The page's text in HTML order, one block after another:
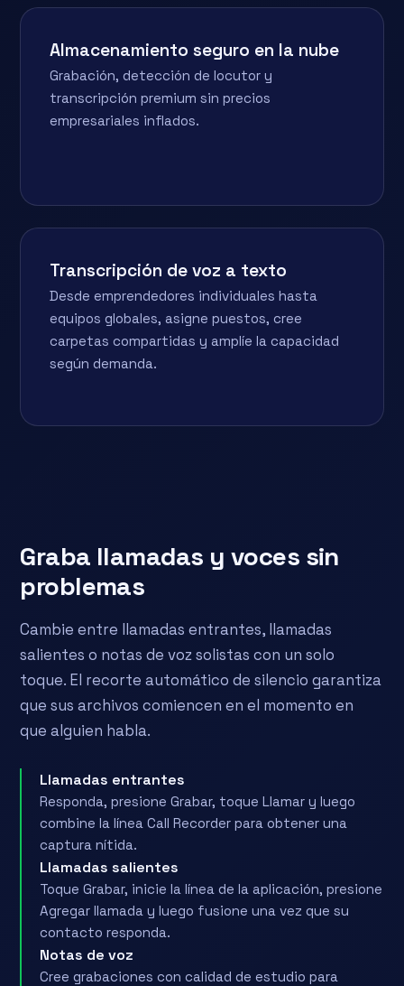
Almacenamiento seguro en la nube
Grabación, detección de locutor y
transcripción premium sin precios
empresariales inflados.
Transcripción de voz a texto
Desde emprendedores individuales hasta
equipos globales, asigne puestos, cree
carpetas compartidas y amplíe la capacidad
según demanda.
Graba llamadas y voces sin
problemas
Cambie entre llamadas entrantes, llamadas
salientes o notas de voz solistas con un solo
toque. El recorte automático de silencio garantiza
que sus archivos comiencen en el momento en
que alguien habla.
Llamadas entrantes
Responda, presione Grabar, toque Llamar y luego
combine la línea Call Recorder para obtener una
captura nítida.
Llamadas salientes
Toque Grabar, inicie la línea de la aplicación, presione
Agregar llamada y luego fusione una vez que su
contacto responda.
Notas de voz
Cree grabaciones con calidad de estudio para